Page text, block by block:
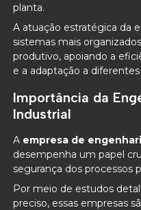
planta.
A atuação estratégica da
sistemas mais
produtivo, apoiando a
e a adaptação a
Importância da
Industrial
A empresa de
desempenha um papel
segurança dos processos
Por meio de estudos
preciso, essas empresas